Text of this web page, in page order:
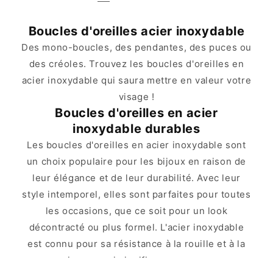
Boucles d'oreilles acier inoxydable
Des mono-boucles, des pendantes, des puces ou
des créoles. Trouvez les boucles d'oreilles en
acier inoxydable qui saura mettre en valeur votre
visage !
Boucles d'oreilles en acier
inoxydable durables
Les boucles d'oreilles en acier inoxydable sont
un choix populaire pour les bijoux en raison de
leur élégance et de leur durabilité. Avec leur
style intemporel, elles sont parfaites pour toutes
les occasions, que ce soit pour un look
décontracté ou plus formel. L'acier inoxydable
est connu pour sa résistance à la rouille et à la